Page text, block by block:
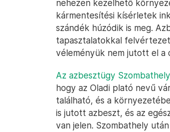
nehezen kezelhető
kármentesítési kísérletek
szándék húzódik is meg.
tapasztalatokkal
véleményük nem jutott el a
Az azbesztügy
hogy az Oladi plató nevű
található, és a
is jutott azbeszt, és az
van jelen. Szombathely